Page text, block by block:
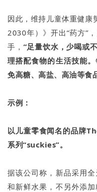
因此，维持儿童体重健
2030年）》开出“药方”
手， “足量饮水，少喝或
理搭配食物的生活技能
免高糖、高盐、高油等食
示例：
以儿童零食闻名的品牌
系列“suckies”。
据该公司称，新品采用
和新鲜水果，不另外添